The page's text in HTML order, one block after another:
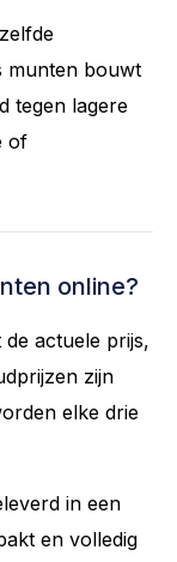
munten bouwt
tegen lagere
of
online?
actuele prijs,
zijn
elke drie
in een
en volledig